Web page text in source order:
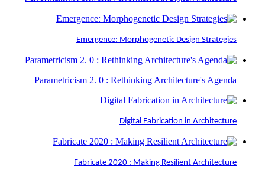
Emergence: Morphogenetic Design Strategies
Parametricism 2. 0 : Rethinking Architecture's Agenda
Digital Fabrication in Architecture
Fabricate 2020 : Making Resilient Architecture